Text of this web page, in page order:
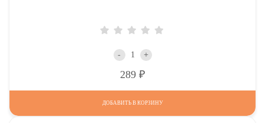
- +
289
ДОБАВИТЬ В КОРЗИНУ